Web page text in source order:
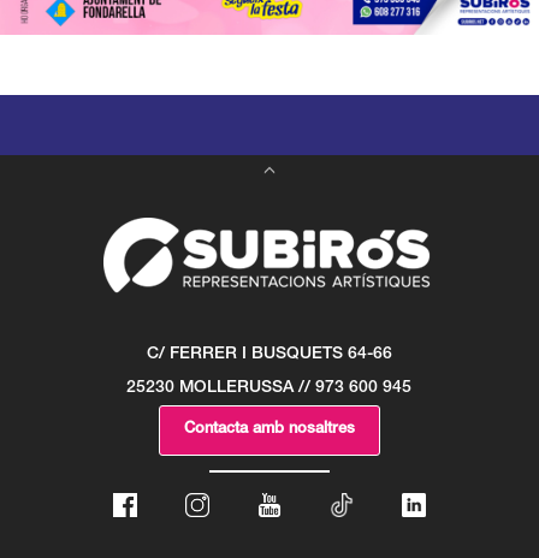
C/ FERRER I BUSQUETS 64-66
25230 MOLLERUSSA // 973 600 945
Contacta amb nosaltres